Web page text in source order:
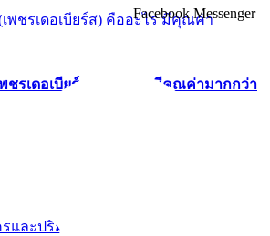
พชรเดอเบียร์ส) คืออะไร มีคุณค่ามากกว่า
และปริมณฑล
Facebook Messenger